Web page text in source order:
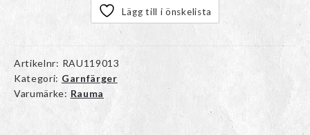
Lägg till i önskelista
Artikelnr: RAU119013
Kategori: Garnfärger
Varumärke: Rauma